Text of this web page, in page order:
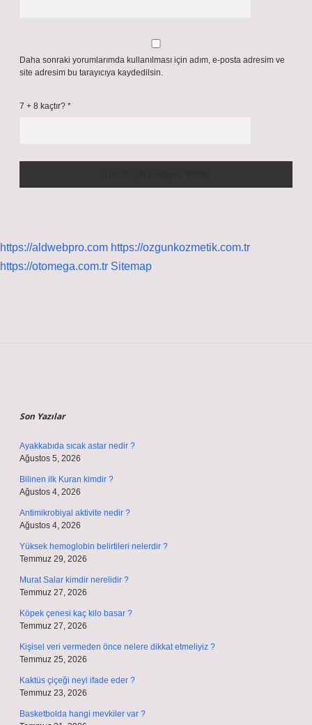
Daha sonraki yorumlarımda kullanılması için adım, e-posta adresim ve
site adresim bu tarayıcıya kaydedilsin.
7 + 8 kaçtır? *
https://aldwebpro.com https://ozgunkozmetik.com.tr
https://otomega.com.tr Sitemap
Son Yazılar
Ayakkabıda sıcak astar nedir ?
Ağustos 5, 2026
Bilinen ilk Kuran kimdir ?
Ağustos 4, 2026
Antimikrobiyal aktivite nedir ?
Ağustos 4, 2026
Yüksek hemoglobin belirtileri nelerdir ?
Temmuz 29, 2026
Murat Salar kimdir nerelidir ?
Temmuz 27, 2026
Köpek çenesi kaç kilo basar ?
Temmuz 27, 2026
Kişisel veri vermeden önce nelere dikkat etmeliyiz ?
Temmuz 25, 2026
Kaktüs çiçeği neyi ifade eder ?
Temmuz 23, 2026
Basketbolda hangi mevkiler var ?